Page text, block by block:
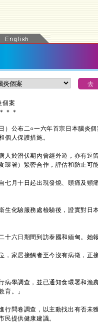
個案
＊ ＊ ＊
公布二○一六年首宗日本腦炎個
個人保護措施。
於潛伏期內曾經外遊，亦有逗
環署）緊密合作，評估和防止可
月十日起出現發燒、頭痛及頸
化驗服務處檢驗後，證實對日
六日期間到訪泰國和緬甸。她
家居接觸者至今沒有病徵，正
學調查，並已通知食環署和漁
育。」
問卷調查，以主動找出有否未
民提供健康建議。